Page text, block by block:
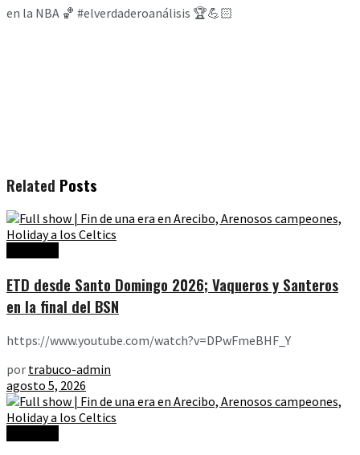
en la NBA 🏀 #elverdaderoanálisis 🏆💪🏻
Related Posts
ETD desde Santo Domingo 2026; Vaqueros y Santeros
en la final del BSN
https://www.youtube.com/watch?v=DPwFmeBHF_Y
por trabuco-admin
agosto 5, 2026